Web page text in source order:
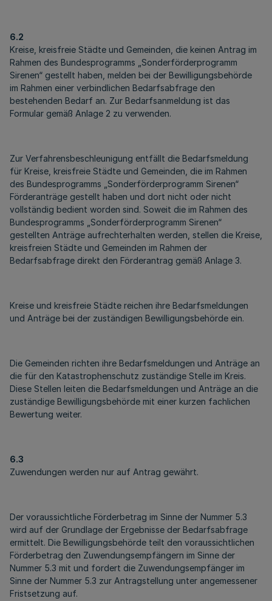
6.2
Kreise, kreisfreie Städte und Gemeinden, die keinen Antrag im
Rahmen des Bundesprogramms „Sonderförderprogramm
Sirenen“ gestellt haben, melden bei der Bewilligungsbehörde
im Rahmen einer verbindlichen Bedarfsabfrage den
bestehenden Bedarf an. Zur Bedarfsanmeldung ist das
Formular gemäß Anlage 2 zu verwenden.
Zur Verfahrensbeschleunigung entfällt die Bedarfsmeldung
für Kreise, kreisfreie Städte und Gemeinden, die im Rahmen
des Bundesprogramms „Sonderförderprogramm Sirenen“
Förderanträge gestellt haben und dort nicht oder nicht
vollständig bedient worden sind. Soweit die im Rahmen des
Bundesprogramms „Sonderförderprogramm Sirenen“
gestellten Anträge aufrechterhalten werden, stellen die Kreise,
kreisfreien Städte und Gemeinden im Rahmen der
Bedarfsabfrage direkt den Förderantrag gemäß Anlage 3.
Kreise und kreisfreie Städte reichen ihre Bedarfsmeldungen
und Anträge bei der zuständigen Bewilligungsbehörde ein.
Die Gemeinden richten ihre Bedarfsmeldungen und Anträge an
die für den Katastrophenschutz zuständige Stelle im Kreis.
Diese Stellen leiten die Bedarfsmeldungen und Anträge an die
zuständige Bewilligungsbehörde mit einer kurzen fachlichen
Bewertung weiter.
6.3
Zuwendungen werden nur auf Antrag gewährt.
Der voraussichtliche Förderbetrag im Sinne der Nummer 5.3
wird auf der Grundlage der Ergebnisse der Bedarfsabfrage
ermittelt. Die Bewilligungsbehörde teilt den voraussichtlichen
Förderbetrag den Zuwendungsempfängern im Sinne der
Nummer 5.3 mit und fordert die Zuwendungsempfänger im
Sinne der Nummer 5.3 zur Antragstellung unter angemessener
Fristsetzung auf.